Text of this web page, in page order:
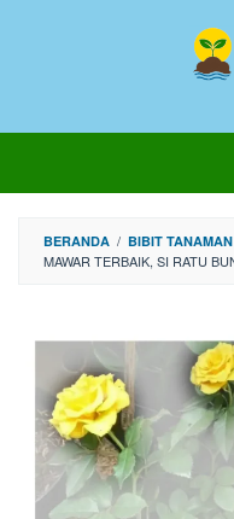
BERANDA / BIBIT
MAWAR TERBAIK, SI RATU